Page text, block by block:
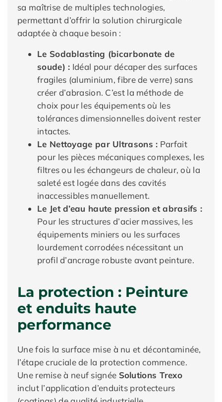
sa maîtrise de multiples technologies,
permettant d’offrir la solution chirurgicale
adaptée à chaque besoin :
Le Sodablasting (bicarbonate de
soude) : Idéal pour décaper des surfaces
fragiles (aluminium, fibre de verre) sans
créer d’abrasion. C’est la méthode de
choix pour les équipements où les
tolérances dimensionnelles doivent rester
intactes.
Le Nettoyage par Ultrasons : Parfait
pour les pièces mécaniques complexes, les
filtres ou les échangeurs de chaleur, où la
saleté est logée dans des cavités
inaccessibles manuellement.
Le Jet d’eau haute pression et abrasifs :
Pour les structures d’acier massives, les
équipements miniers ou les surfaces
lourdement corrodées nécessitant un
profil d’ancrage robuste avant peinture.
La protection : Peinture
et enduits haute
performance
Une fois la surface mise à nu et décontaminée,
l’étape cruciale de la protection commence.
Une remise à neuf signée Solutions Trexo
inclut l’application d’enduits protecteurs